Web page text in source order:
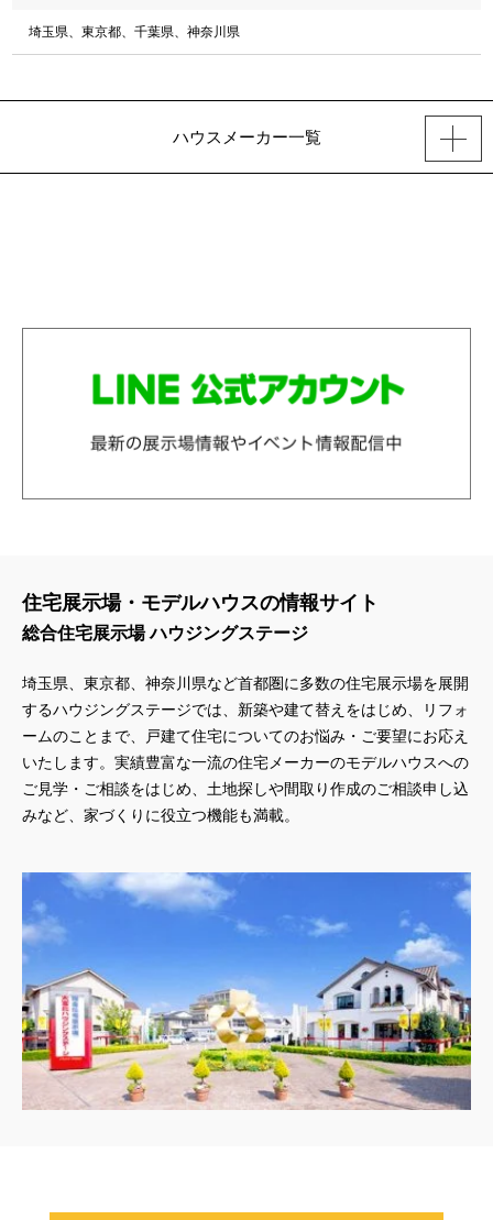
埼玉県、東京都、千葉県、神奈川県
ハウスメーカー一覧
住宅展示場・モデルハウスの情報サイト
総合住宅展示場 ハウジングステージ
埼玉県、東京都、神奈川県など首都圏に多数の住宅展示場を展開
するハウジングステージでは、新築や建て替えをはじめ、リフォ
ームのことまで、戸建て住宅についてのお悩み・ご要望にお応え
いたします。実績豊富な一流の住宅メーカーのモデルハウスへの
ご見学・ご相談をはじめ、土地探しや間取り作成のご相談申し込
みなど、家づくりに役立つ機能も満載。